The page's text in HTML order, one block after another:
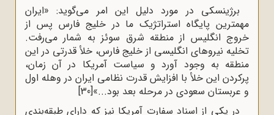
برژینسکی در مورد دلیل این امر می‌گوید: «ایران
مهمترین پایگاه استراتژیک ما در خلیج فارس پس از
خروج انگلیس از منطقه شرق سوئز به شمار می‌رفت.
تخلیه نیروهای انگلیسی از خلیج فارس، خلأ قدرتی در این
منطقه به وجود آورد و سیاست آمریکا در آن زمان،
پرکردن این خلأ با افزایش قدرت نظامی ایران در وهله اول
و عربستان سعودی در مرحله بعد بود...»[30]
در یکی از اسناد سفارت آمریکا نیز که دارای طبقه‌بندی